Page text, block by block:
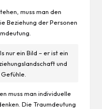
muss man den
Beziehung der Personen
nur ein Bild – er ist ein
und
muss man individuelle
Die Traumdeutung